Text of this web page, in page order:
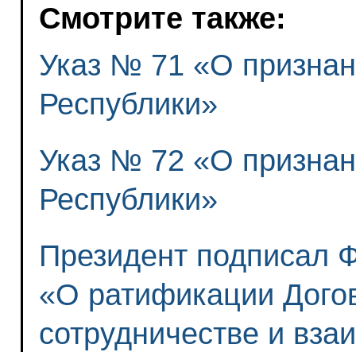
Смотрите также:
Указ № 71 «О
Республики»
Указ № 72 «О
Республики»
Президент подписал
«О ратификации
сотрудничестве и